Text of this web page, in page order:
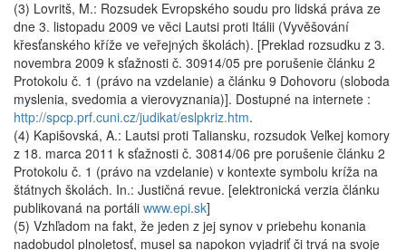
(3) Lovritš, M.: Rozsudek Evropského soudu pro lidská práva ze
dne 3. listopadu 2009 ve věci Lautsi proti Itálii (Vyvěšování
křesťanského kříže ve veřejných školách). [Preklad rozsudku z 3.
novembra 2009 k sťažnosti č. 30914/05 pre porušenie článku 2
Protokolu č. 1 (právo na vzdelanie) a článku 9 Dohovoru (sloboda
myslenia, svedomia a vierovyznania)]. Dostupné na internete :
http://spcp.prf.cuni.cz/judikat/eslpkriz.htm.
(4) Kapišovská, A.: Lautsi proti Taliansku, rozsudok Veľkej komory
z 18. marca 2011 k sťažnosti č. 30814/06 pre porušenie článku 2
Protokolu č. 1 (právo na vzdelanie) v kontexte symbolu kríža na
štátnych školách. In.: Justičná revue. [elektronická verzia článku
publikovaná na portáli www.epi.sk]
(5) Vzhľadom na fakt, že jeden z jej synov v priebehu konania
nadobudol plnoletosť, musel sa napokon vyjadriť či trvá na svoje